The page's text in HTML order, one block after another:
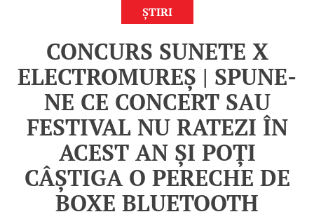
ȘTIRI
CONCURS SUNETE X
ELECTROMUREȘ | SPUNE-
NE CE CONCERT SAU
FESTIVAL NU RATEZI ÎN
ACEST AN ȘI POȚI
CÂȘTIGA O PERECHE DE
BOXE BLUETOOTH